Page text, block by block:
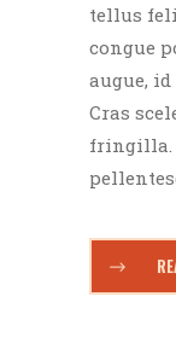
tellus
congue
augue,
Cras
fringilla.